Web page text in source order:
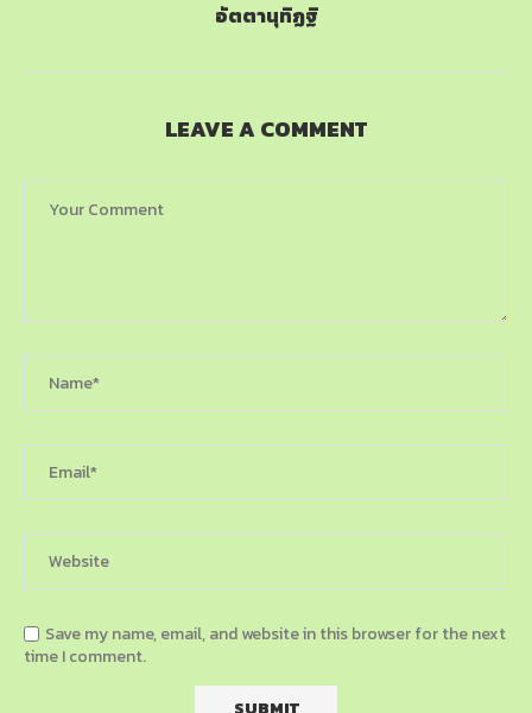
อัตตานุทิฏฐิ
LEAVE A COMMENT
Save my name, email, and website in this browser for the next
time I comment.